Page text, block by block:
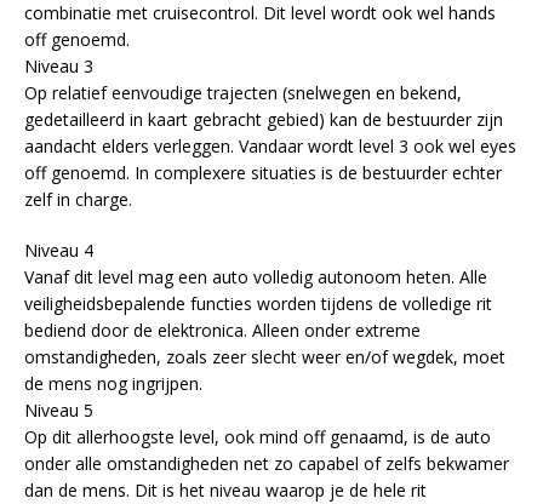
combinatie met cruisecontrol. Dit level wordt ook wel hands
off genoemd.
Niveau 3
Op relatief eenvoudige trajecten (snelwegen en bekend,
gedetailleerd in kaart gebracht gebied) kan de bestuurder zijn
aandacht elders verleggen. Vandaar wordt level 3 ook wel eyes
off genoemd. In complexere situaties is de bestuurder echter
zelf in charge.
Niveau 4
Vanaf dit level mag een auto volledig autonoom heten. Alle
veiligheidsbepalende functies worden tijdens de volledige rit
bediend door de elektronica. Alleen onder extreme
omstandigheden, zoals zeer slecht weer en/of wegdek, moet
de mens nog ingrijpen.
Niveau 5
Op dit allerhoogste level, ook mind off genaamd, is de auto
onder alle omstandigheden net zo capabel of zelfs bekwamer
dan de mens. Dit is het niveau waarop je de hele rit